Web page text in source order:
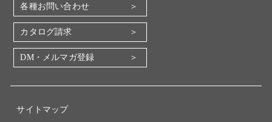
会社概要
地図・アクセス（本社）
IR情報
電子公告
各種お問い合わせ
カタログ請求
DM・メルマガ登録
サイトマップ